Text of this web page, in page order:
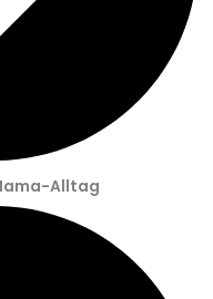
Alltag